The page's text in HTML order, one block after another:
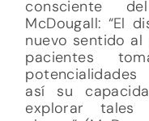
consciente
McDougall: “El
nuevo sentido al
pacientes
así su
explorar tales